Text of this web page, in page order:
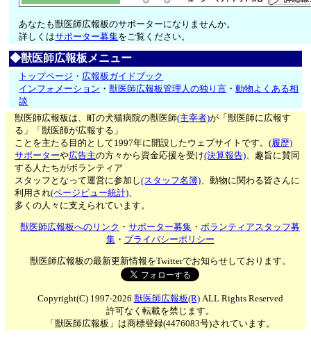
あなたも獣医師広報板のサポーターになりませんか。
詳しくはサポーター募集をご覧ください。
◆獣医師広報板メニュー
トップページ ・ 広報板ガイドブック
インフォメーション ・獣医師広報板管理人の独り言 ・動物よくある相
談
獣医師広報板は、町の犬猫病院の獣医師(主宰者)が「獣医師に広報す
る」「獣医師が広報する」
ことを主たる目的として1997年に開設したウェブサイトです。(履歴)
サポーターや広告主の方々から資金応援を受け(決算報告)、趣旨に賛同
する人たちがボランティア
スタッフとなって運営に参加し(スタッフ名簿)、動物に関わる皆さんに
利用され(ページビュー統計)、
多くの人々に支えられています。
獣医師広報板へのリンク ・サポーター募集 ・ボランティアスタッフ募
集・ プライバシーポリシー
獣医師広報板の最新更新情報をTwitterでお知らせしております。
Copyright(C) 1997-2026 獣医師広報板(R)ALL Rights Reserved
許可なく転載を禁じます。
「獣医師広報板」は商標登録(4476083号)されています。